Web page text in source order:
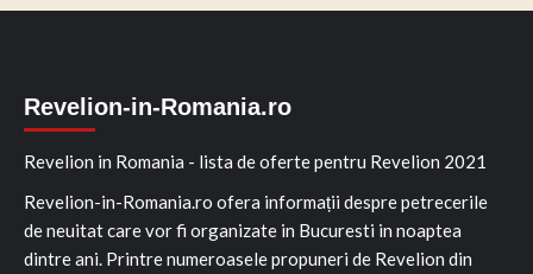
Revelion-in-Romania.ro
Revelion in Romania - lista de oferte pentru Revelion 2021
Revelion-in-Romania.ro ofera informații despre petrecerile
de neuitat care vor fi organizate in Bucuresti in noaptea
dintre ani. Printre numeroasele propuneri de Revelion din